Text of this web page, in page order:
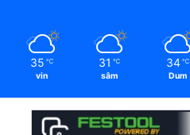
35 ℃
vin
31 ℃
sâm
34 ℃
Dum